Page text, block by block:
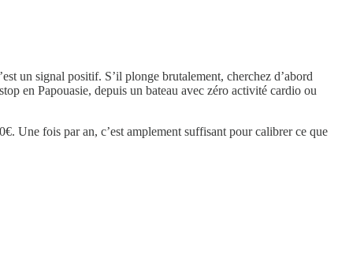
un signal positif. S’il plonge brutalement, cherchez d’abord
en Papouasie, depuis un bateau avec zéro activité cardio ou
Une fois par an, c’est amplement suffisant pour calibrer ce que